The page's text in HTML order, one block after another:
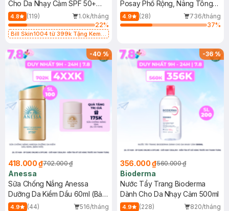
Cho Da Nhạy Cảm SPF 50+
50ml
4.8 (119)
1.0k/tháng
22%
Bill Skin1004 từ 399k Tặng Kem
SPF 50+ 20ml (SL Có Hạn)
Posay Phổ Rộng, Nâng Tông
Kiềm Dầu 50ml
4.9 (28)
736/tháng
37%
-40%
418.000 ₫702.000 ₫
Anessa
Sữa Chống Nắng Anessa
Dưỡng Da Kiềm Dầu 60ml (Bản
Mới)
4.9 (44)
516/tháng
-36%
356.000 ₫560.000 ₫
Bioderma
Nước Tẩy Trang Bioderma
Dành Cho Da Nhạy Cảm 500ml
4.9 (228)
820/tháng